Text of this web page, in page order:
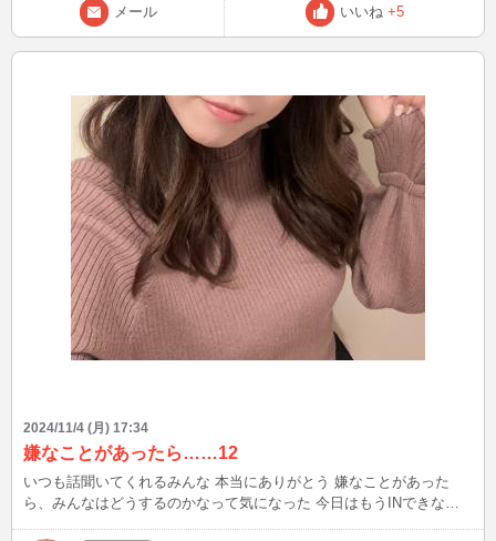
メール いいね +5
2024/11/4 (月) 17:34
嫌なことがあったら……12
いつも話聞いてくれるみんな 本当にありがとう 嫌なことがあった
ら、みんなはどうするのかなって気になった 今日はもうINできない